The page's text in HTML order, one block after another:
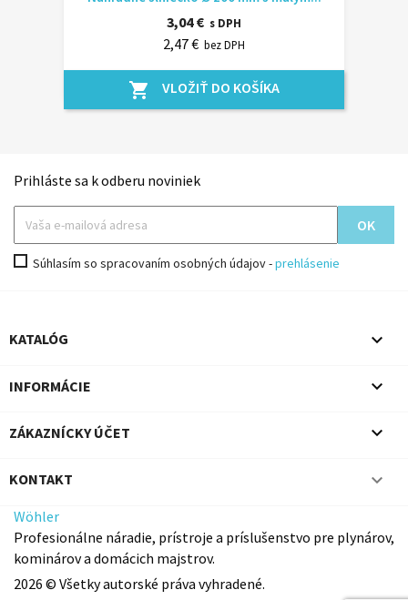
3,04 € s DPH
2,47 € bez DPH
shopping_cart VLOŽIŤ DO KOŠÍKA
Prihláste sa k odberu noviniek
Súhlasím so spracovaním osobných údajov -prehlásenie
KATALÓG 
INFORMÁCIE 
ZÁKAZNÍCKY ÚČET 
KONTAKT 
Wöhler
Profesionálne náradie, prístroje a príslušenstvo pre plynárov,
kominárov a domácich majstrov.
2026 © Všetky autorské práva vyhradené.